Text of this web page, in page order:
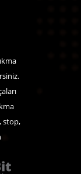
stop,